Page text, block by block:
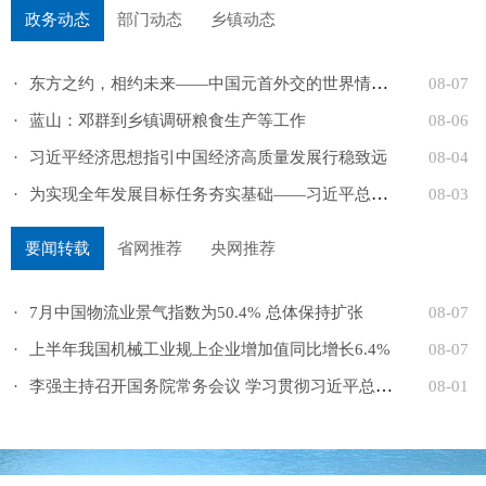
政务动态 部门动态 乡镇动态
· 东方之约，相约未来——中国元首外交的世界情怀与大国气... 08-07
· 蓝山：邓群到乡镇调研粮食生产等工作 08-06
· 习近平经济思想指引中国经济高质量发展行稳致远 08-04
· 为实现全年发展目标任务夯实基础——习近平总书记引领“... 08-03
要闻转载 省网推荐 央网推荐
· 7月中国物流业景气指数为50.4% 总体保持扩张 08-07
· 上半年我国机械工业规上企业增加值同比增长6.4% 08-07
· 李强主持召开国务院常务会议 学习贯彻习近平总书记关于上... 08-01